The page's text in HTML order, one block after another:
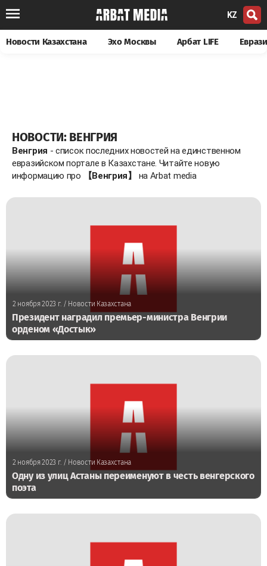
KZ
Новости Казахстана Эхо Москвы Арбат LIFE
НОВОСТИ: ВЕНГРИЯ
Венгрия - список последних новостей на единственном
евразийском портале в Казахстане. Читайте новую
информацию про
【Венгрия】 на Arbat media
2 ноября 2023 г. / Новости Казахстана
Президент наградил премьер-министра Венгрии
орденом «Достык»
2 ноября 2023 г. / Новости Казахстана
Одну из улиц Астаны переименуют в честь венгерского
поэта